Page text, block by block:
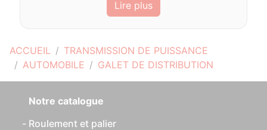
ACCUEIL
TRANSMISSION DE PUISSANCE
AUTOMOBILE
GALET DE DISTRIBUTION
Lire plus
Notre catalogue
Roulement et palier